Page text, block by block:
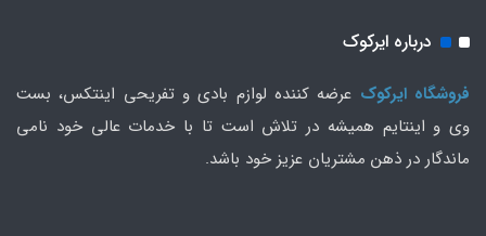
درباره ایرکوک
فروشگاه ایرکوک عرضه کننده لوازم بادی و تفریحی اینتکس، بست
وی و اینتایم همیشه در تلاش است تا با خدمات عالی خود نامی
ماندگار در ذهن مشتریان عزیز خود باشد.